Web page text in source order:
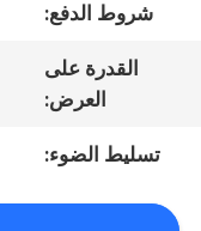
أخبار
اطلب
اقتباس
شروط الدفع:
القدرة على
العرض:
تسليط الضوء: